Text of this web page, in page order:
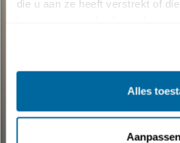
die u aan ze heeft verstrekt of
Alles
MEER VOGELS
X 9 TIPS